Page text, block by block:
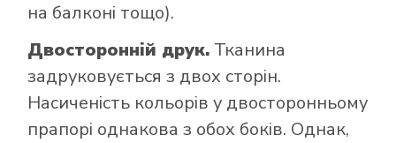
на балконі тощо).
Двосторонній друк. Тканина
задруковується з двох сторін.
Насиченість кольорів у двосторонньому
прапорі однакова з обох боків. Однак,